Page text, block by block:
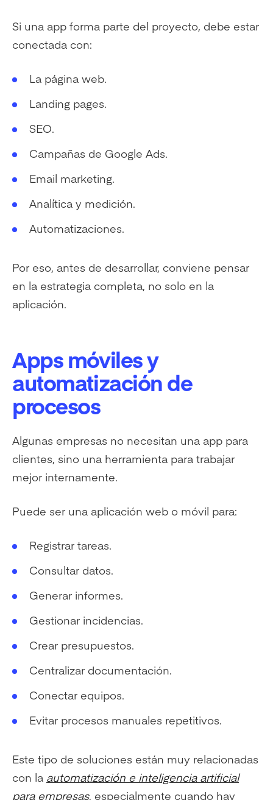
Si una app forma parte del proyecto, debe estar
conectada con:
La página web.
Landing pages.
SEO.
Campañas de Google Ads.
Email marketing.
Analítica y medición.
Automatizaciones.
Por eso, antes de desarrollar, conviene pensar
en la estrategia completa, no solo en la
aplicación.
Apps móviles y
automatización de
procesos
Algunas empresas no necesitan una app para
clientes, sino una herramienta para trabajar
mejor internamente.
Puede ser una aplicación web o móvil para:
Registrar tareas.
Consultar datos.
Generar informes.
Gestionar incidencias.
Crear presupuestos.
Centralizar documentación.
Conectar equipos.
Evitar procesos manuales repetitivos.
Este tipo de soluciones están muy relacionadas
con la automatización e inteligencia artificial
para empresas, especialmente cuando hay